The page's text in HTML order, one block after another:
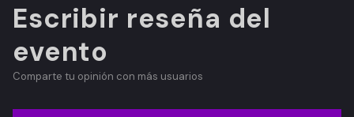
Escribir reseña del
evento
Comparte tu opinión con más usuarios